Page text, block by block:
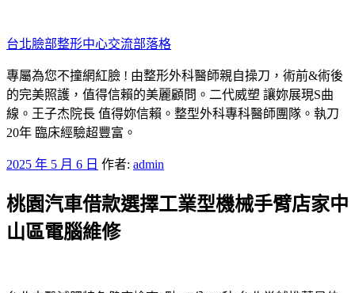
至
主
要
內
容
台北臉部整形中心交流部落格
專屬為您不撞網紅臉 ! 由整形外科醫師親自操刀，術前&術後
的完美照護，值得信賴的美麗顧問。二代威塑 讓妳展現S曲
線。王子杰院長 值得妳信賴。整型外科專科醫師團隊。執刀
20年 臨床經驗超豐富。
發
於
2025 年 5 月 6 日 作者: admin
桃園汽車借款選擇工業型機械手臂店家中
山區電腦維修